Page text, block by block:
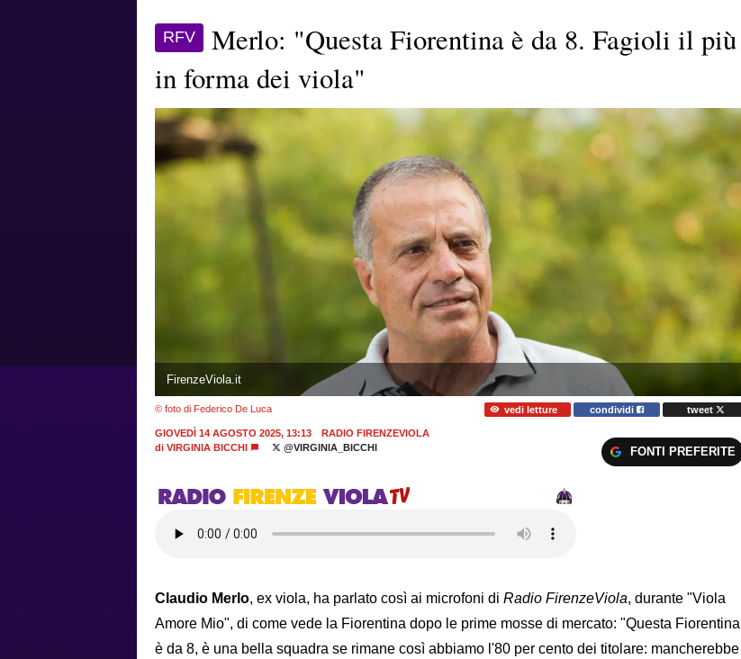
RFV
Merlo: "Questa Fiorentina è da 8. Fagioli il più
in forma dei viola"
FirenzeViola.it
© foto di Federico De Luca vedi letture condividi tweet
GIOVEDÌ 14 AGOSTO 2025, 13:13
RADIO FIRENZEVIOLA
di VIRGINIA BICCHI @VIRGINIA_BICCHI FONTI PREFERITE
Claudio Merlo, ex viola, ha parlato così ai microfoni di Radio FirenzeViola, durante "Viola
Amore Mio", di come vede la Fiorentina dopo le prime mosse di mercato: "Questa Fiorentina
è da 8, è una bella squadra se rimane così abbiamo l'80 per cento dei titolare: mancherebbe